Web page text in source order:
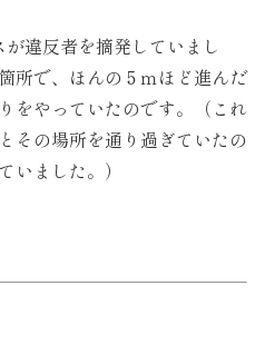
違反者を摘発していまし
所で、ほんの５ｍほど進んだ
をやっていたのです。（これ
その場所を通り過ぎていたの
いました。）